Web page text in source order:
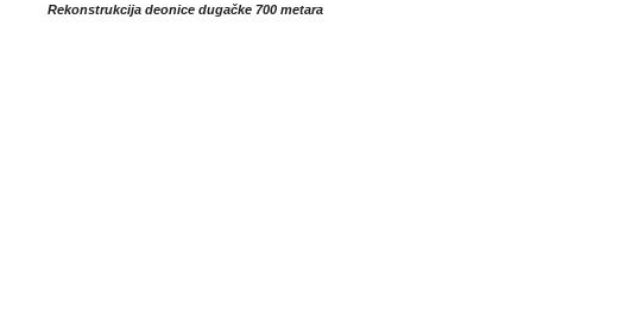
Rekonstrukcija deonice dugačke 700 metara